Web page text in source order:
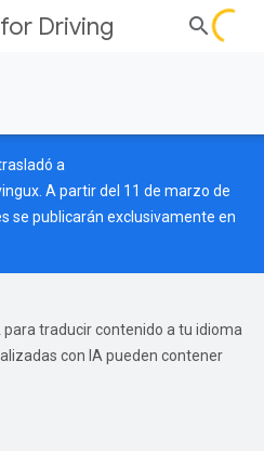
Driving
a
. A partir del 11 de marzo de
se publicarán exclusivamente en
traducir contenido a tu idioma
con IA pueden contener